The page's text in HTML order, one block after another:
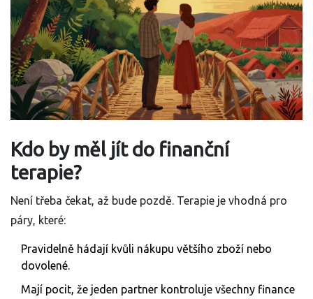
Kdo by měl jít do finanční
terapie?
Není třeba čekat, až bude pozdě. Terapie je vhodná pro
páry, které:
Pravidelně hádají kvůli nákupu většího zboží nebo
dovolené.
Mají pocit, že jeden partner kontroluje všechny finance